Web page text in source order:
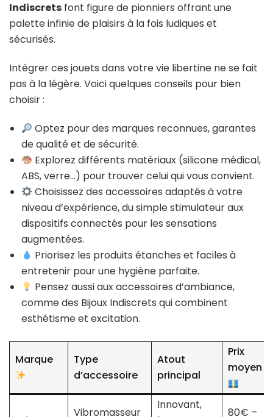
Indiscrets font figure de pionniers offrant une
palette infinie de plaisirs à la fois ludiques et
sécurisés.
Intégrer ces jouets dans votre vie libertine ne se fait
pas à la légère. Voici quelques conseils pour bien
choisir :
Optez pour des marques reconnues, garantes
de qualité et de sécurité.
Explorez différents matériaux (silicone médical,
ABS, verre…) pour trouver celui qui vous convient.
Choisissez des accessoires adaptés à votre
niveau d’expérience, du simple stimulateur aux
dispositifs connectés pour les sensations
augmentées.
Priorisez les produits étanches et faciles à
entretenir pour une hygiène parfaite.
Pensez aussi aux accessoires d’ambiance,
comme des Bijoux Indiscrets qui combinent
esthétisme et excitation.
Marque
Type
d’accessoire
Atout
principal
Prix
moyen
Vibromasseur
Innovant,
80€ –